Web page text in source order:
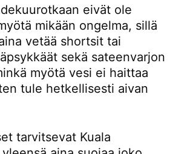
eivät ole
mikään ongelma, sillä
vetää shortsit tai
sekä sateenvarjon
myötä vesi ei haittaa
tule hetkellisesti aivan
tarvitsevat Kuala